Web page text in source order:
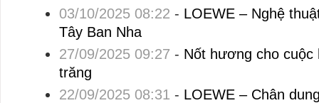
03/10/2025 08:22 - LOEWE – Nghệ
Tây Ban Nha
27/09/2025 09:27 - Nốt hương cho cuộc
trăng
22/09/2025 08:31 - LOEWE – Chân